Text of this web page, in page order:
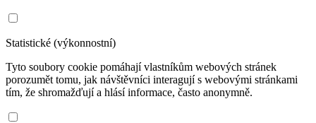
Statistické (výkonnostní)
Tyto soubory cookie pomáhají vlastníkům webových stránek
porozumět tomu, jak návštěvníci interagují s webovými stránkami
tím, že shromažďují a hlásí informace, často anonymně.